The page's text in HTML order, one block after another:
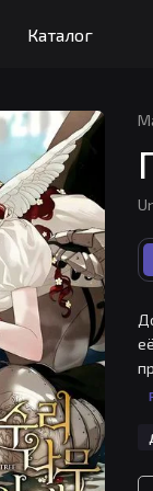
Каталог